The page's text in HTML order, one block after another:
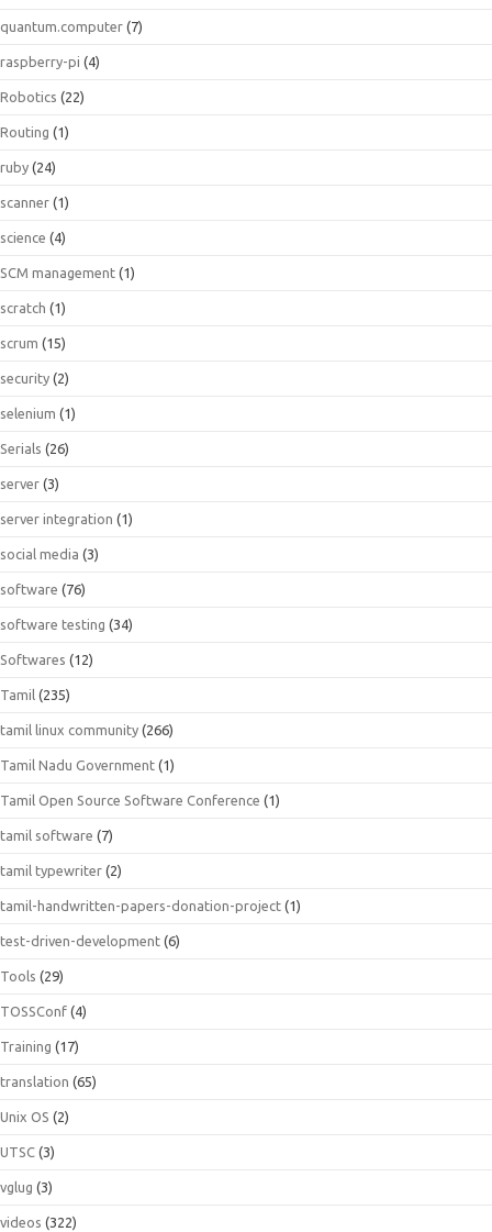
quantum.computer (7)
raspberry-pi (4)
Robotics (22)
Routing (1)
ruby (24)
scanner (1)
science (4)
SCM management (1)
scratch (1)
scrum (15)
security (2)
selenium (1)
Serials (26)
server (3)
server integration (1)
social media (3)
software (76)
software testing (34)
Softwares (12)
Tamil (235)
tamil linux community (266)
Tamil Nadu Government (1)
Tamil Open Source Software Conference (1)
tamil software (7)
tamil typewriter (2)
tamil-handwritten-papers-donation-project (1)
test-driven-development (6)
Tools (29)
TOSSConf (4)
Training (17)
translation (65)
Unix OS (2)
UTSC (3)
vglug (3)
videos (322)